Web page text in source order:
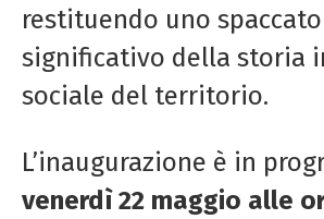
restituendo uno spaccato
significativo della storia
sociale del territorio.
L’inaugurazione è in
venerdì 22 maggio alle